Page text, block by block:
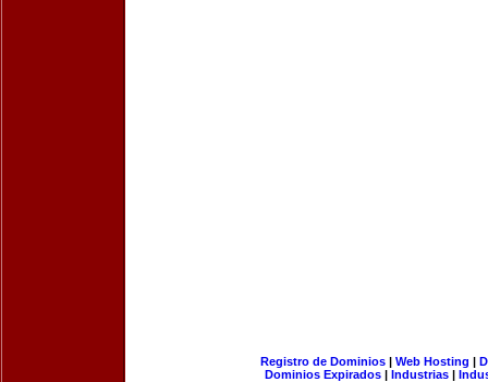
Registro de Dominios| Web Hosting |
Dominios Expirados | Industrias |